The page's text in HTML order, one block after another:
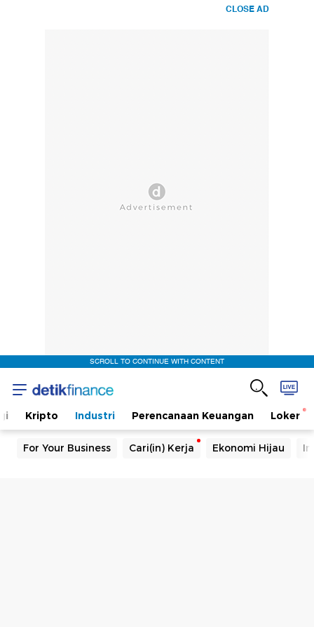
CLOSE AD
SCROLL TO CONTINUE WITH CONTENT
Kripto Industri Perencanaan Keuangan Loker
For Your Business Cari(in) Kerja Ekonomi Hijau